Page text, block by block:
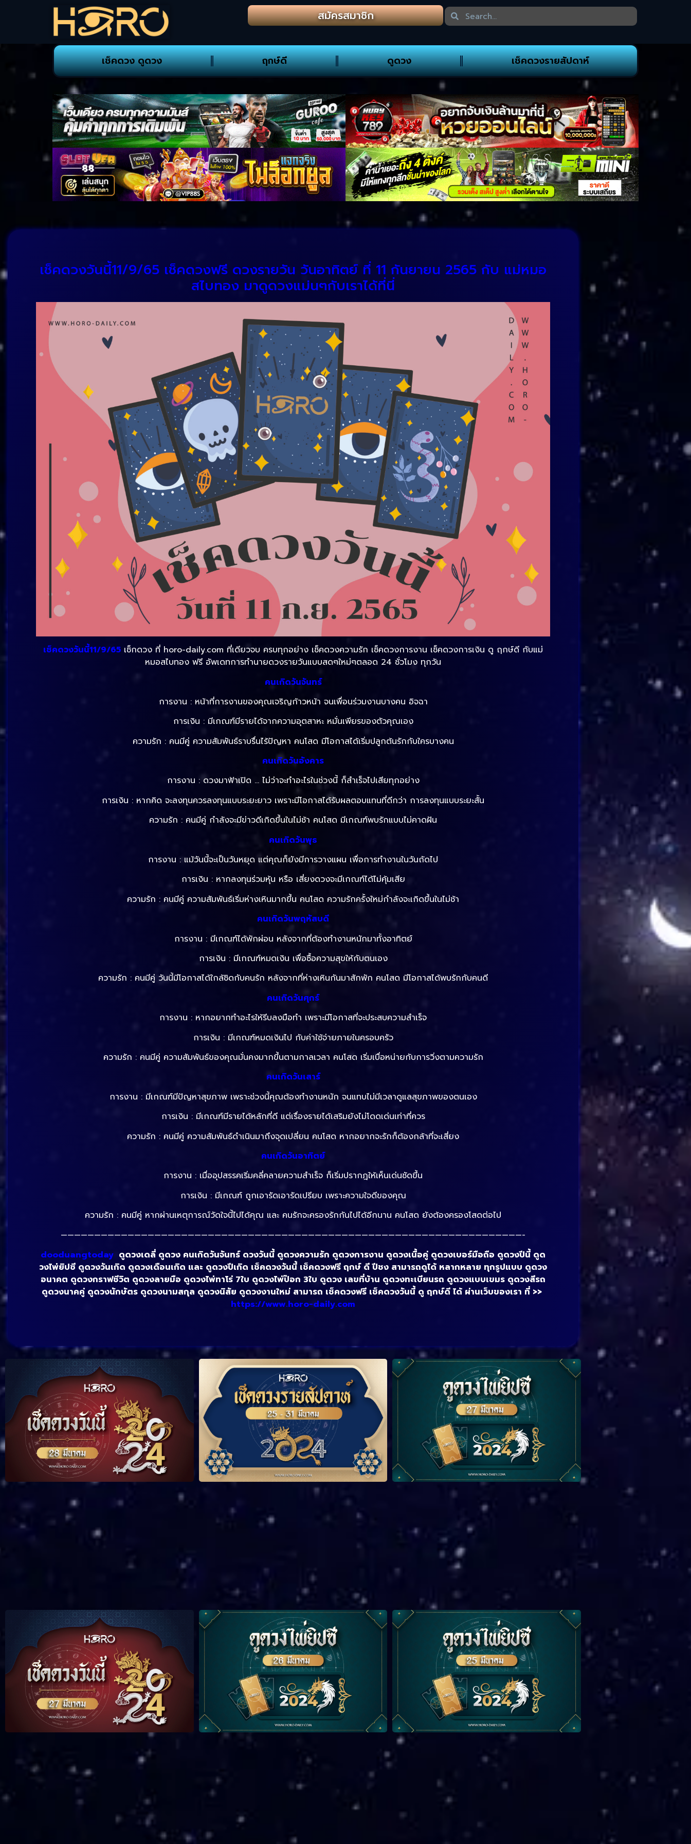
สมัครสมาชิก
เช็คดวง ดูดวง ฤกษ์ดี ดูดวง เช็คดวงรายสัปดาห์
เช็คดวงวันนี้11/9/65 เช็คดวงฟรี ดวงรายวัน วันอาทิตย์ ที่ 11 กันยายน 2565 กับ แม่หมอ
สไบทอง มาดูดวงแม่นๆกับเราได้ที่นี่
เช็คดวงวันนี้11/9/65 เช็กดวง ที่ horo-daily.com ที่เดียวจบ ครบทุกอย่าง เช็คดวงความรัก เช็คดวงการงาน เช็คดวงการเงิน ดู ฤกษ์ดี กับแม่
หมอสไบทอง ฟรี อัพเดทการทำนายดวงรายวันแบบสดๆใหม่ๆตลอด 24 ชั่วโมง ทุกวัน
คนเกิดวันจันทร์
การงาน : หน้าที่การงานของคุณเจริญก้าวหน้า จนเพื่อนร่วมงานบางคน อิจฉา
การเงิน : มีเกณฑ์มีรายได้จากความอุตสาหะ หมั่นเพียรของตัวคุณเอง
ความรัก : คนมีคู่ ความสัมพันธ์ราบรื่นไร้ปัญหา คนโสด มีโอกาสได้เริ่มปลูกต้นรักกับใครบางคน
คนเกิดวันอังคาร
การงาน : ดวงมาฟ้าเปิด … ไม่ว่าจะทำอะไรในช่วงนี้ ก็สำเร็จไปเสียทุกอย่าง
การเงิน : หากคิด จะลงทุนควรลงทุนแบบระยะยาว เพราะมีโอกาสได้รับผลตอบแทนที่ดีกว่า การลงทุนแบบระยะสั้น
ความรัก : คนมีคู่ กำลังจะมีข่าวดีเกิดขึ้นในไม่ช้า คนโสด มีเกณฑ์พบรักแบบไม่คาดฝัน
คนเกิดวันพุธ
การงาน : แม้วันนี้จะเป็นวันหยุด แต่คุณก็ยังมีการวางแผน เพื่อการทำงานในวันถัดไป
การเงิน : หากลงทุนร่วมหุ้น หรือ เสี่ยงดวงจะมีเกณฑ์ได้ไม่คุ้มเสีย
ความรัก : คนมีคู่ ความสัมพันธ์เริ่มห่างเหินมากขึ้น คนโสด ความรักครั้งใหม่กำลังจะเกิดขึ้นในไม่ช้า
คนเกิดวันพฤหัสบดี
การงาน : มีเกณฑ์ได้พักผ่อน หลังจากที่ต้องทำงานหนักมาทั้งอาทิตย์
การเงิน : มีเกณฑ์หมดเงิน เพื่อซื้อความสุขให้กับตนเอง
ความรัก : คนมีคู่ วันนี้มีโอกาสได้ใกล้ชิดกับคนรัก หลังจากที่ห่างเหินกันมาสักพัก คนโสด มีโอกาสได้พบรักกับคนดี
คนเกิดวันศุกร์
การงาน : หากอยากทำอะไรให้รีบลงมือทำ เพราะมีโอกาสที่จะประสบความสำเร็จ
การเงิน : มีเกณฑ์หมดเงินไป กับค่าใช้จ่ายภายในครอบครัว
ความรัก : คนมีคู่ ความสัมพันธ์ของคุณมั่นคงมากขึ้นตามกาลเวลา คนโสด เริ่มเบื่อหน่ายกับการวิ่งตามความรัก
คนเกิดวันเสาร์
การงาน : มีเกณฑ์มีปัญหาสุขภาพ เพราะช่วงนี้คุณต้องทำงานหนัก จนแทบไม่มีเวลาดูแลสุขภาพของตนเอง
การเงิน : มีเกณฑ์มีรายได้หลักที่ดี แต่เรื่องรายได้เสริมยังไม่โดดเด่นเท่าที่ควร
ความรัก : คนมีคู่ ความสัมพันธ์ดำเนินมาถึงจุดเปลี่ยน คนโสด หากอยากจะรักก็ต้องกล้าที่จะเสี่ยง
คนเกิดวันอาทิตย์
การงาน : เมื่ออุปสรรคเริ่มคลี่คลายความสำเร็จ ก็เริ่มปรากฎให้เห็นเด่นชัดขึ้น
การเงิน : มีเกณฑ์ ถูกเอารัดเอารัดเปรียบ เพราะความใจดีของคุณ
ความรัก : คนมีคู่ หากผ่านเหตุการณ์วัดใจนี้ไปได้คุณ และ คนรักจะครองรักกันไปได้อีกนาน คนโสด ยังต้องครองโสดต่อไป
—————————————————————————————————————————————————————————————————————-
dooduangtoday ดูดวงเดลี่ ดูดวง คนเกิดวันจันทร์ ดวงวันนี้ ดูดวงความรัก ดูดวงการงาน ดูดวงเนื้อคู่ ดูดวงเบอร์มือถือ ดูดวงปีนี้ ดูด
วงไพ่ยิปซี ดูดวงวันเกิด ดูดวงเดือนเกิด และ ดูดวงปีเกิด เช็คดวงวันนี้ เช็คดวงฟรี ฤกษ์ ดี ปีชง สามารถดูได้ หลากหลาย ทุกรูปแบบ ดูดวง
อนาคต ดูดวงกราฟชีวิต ดูดวงลายมือ ดูดวงไพ่ทาโร่ 7ใบ ดูดวงไพ่ป๊อก 3ใบ ดูดวง เลขที่บ้าน ดูดวงทะเบียนรถ ดูดวงแบบเขมร ดูดวงสีรถ
ดูดวงนาคคู่ ดูดวงนักษัตร ดูดวงนามสกุล ดูดวงนิสัย ดูดวงงานใหม่ สามารถ เช็คดวงฟรี เช็คดวงวันนี้ ดู ฤกษ์ดี ได้ ผ่านเว็บของเรา ที่ >>
https://www.horo-daily.com